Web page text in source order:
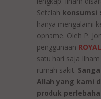
Setelah konsumsi
hanya mengalami
opname. Oleh P.
penggunaan
satu hari saja
rumah sakit.
Allah yang kami
produk